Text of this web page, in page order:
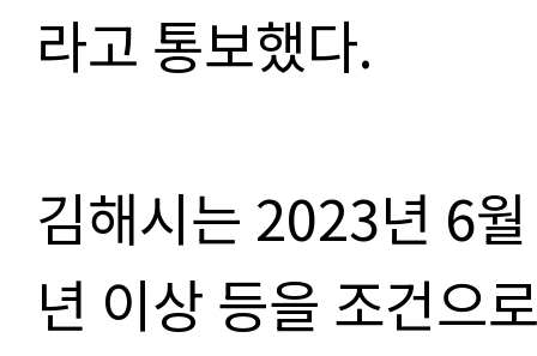
라고 통보했다.
김해시는 2023년 6
년 이상 등을 조건으